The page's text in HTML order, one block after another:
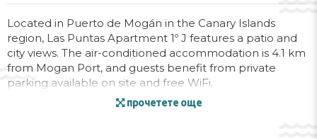
Bike ($) / Прокат
велосипедов ($) / Închiriere de
biciclete ($)
Diving ($) / Дайвинг ($) /
Scufundări ($)
Golf Course ($) / Курсы
гольфа ($) / Teren de golf
Hiking ($) / Пеший туризм
Accommodation with
Located in Puerto de Mogán in the Canary Islands
region, Las Puntas Apartment 1º J features a patio and
city views. The air-conditioned accommodation is 4.1 km
from Mogan Port, and guests benefit from private
parking available on site and free WiFi.
This apartment comes with 2 bedrooms, a kitchen with
прочетете още